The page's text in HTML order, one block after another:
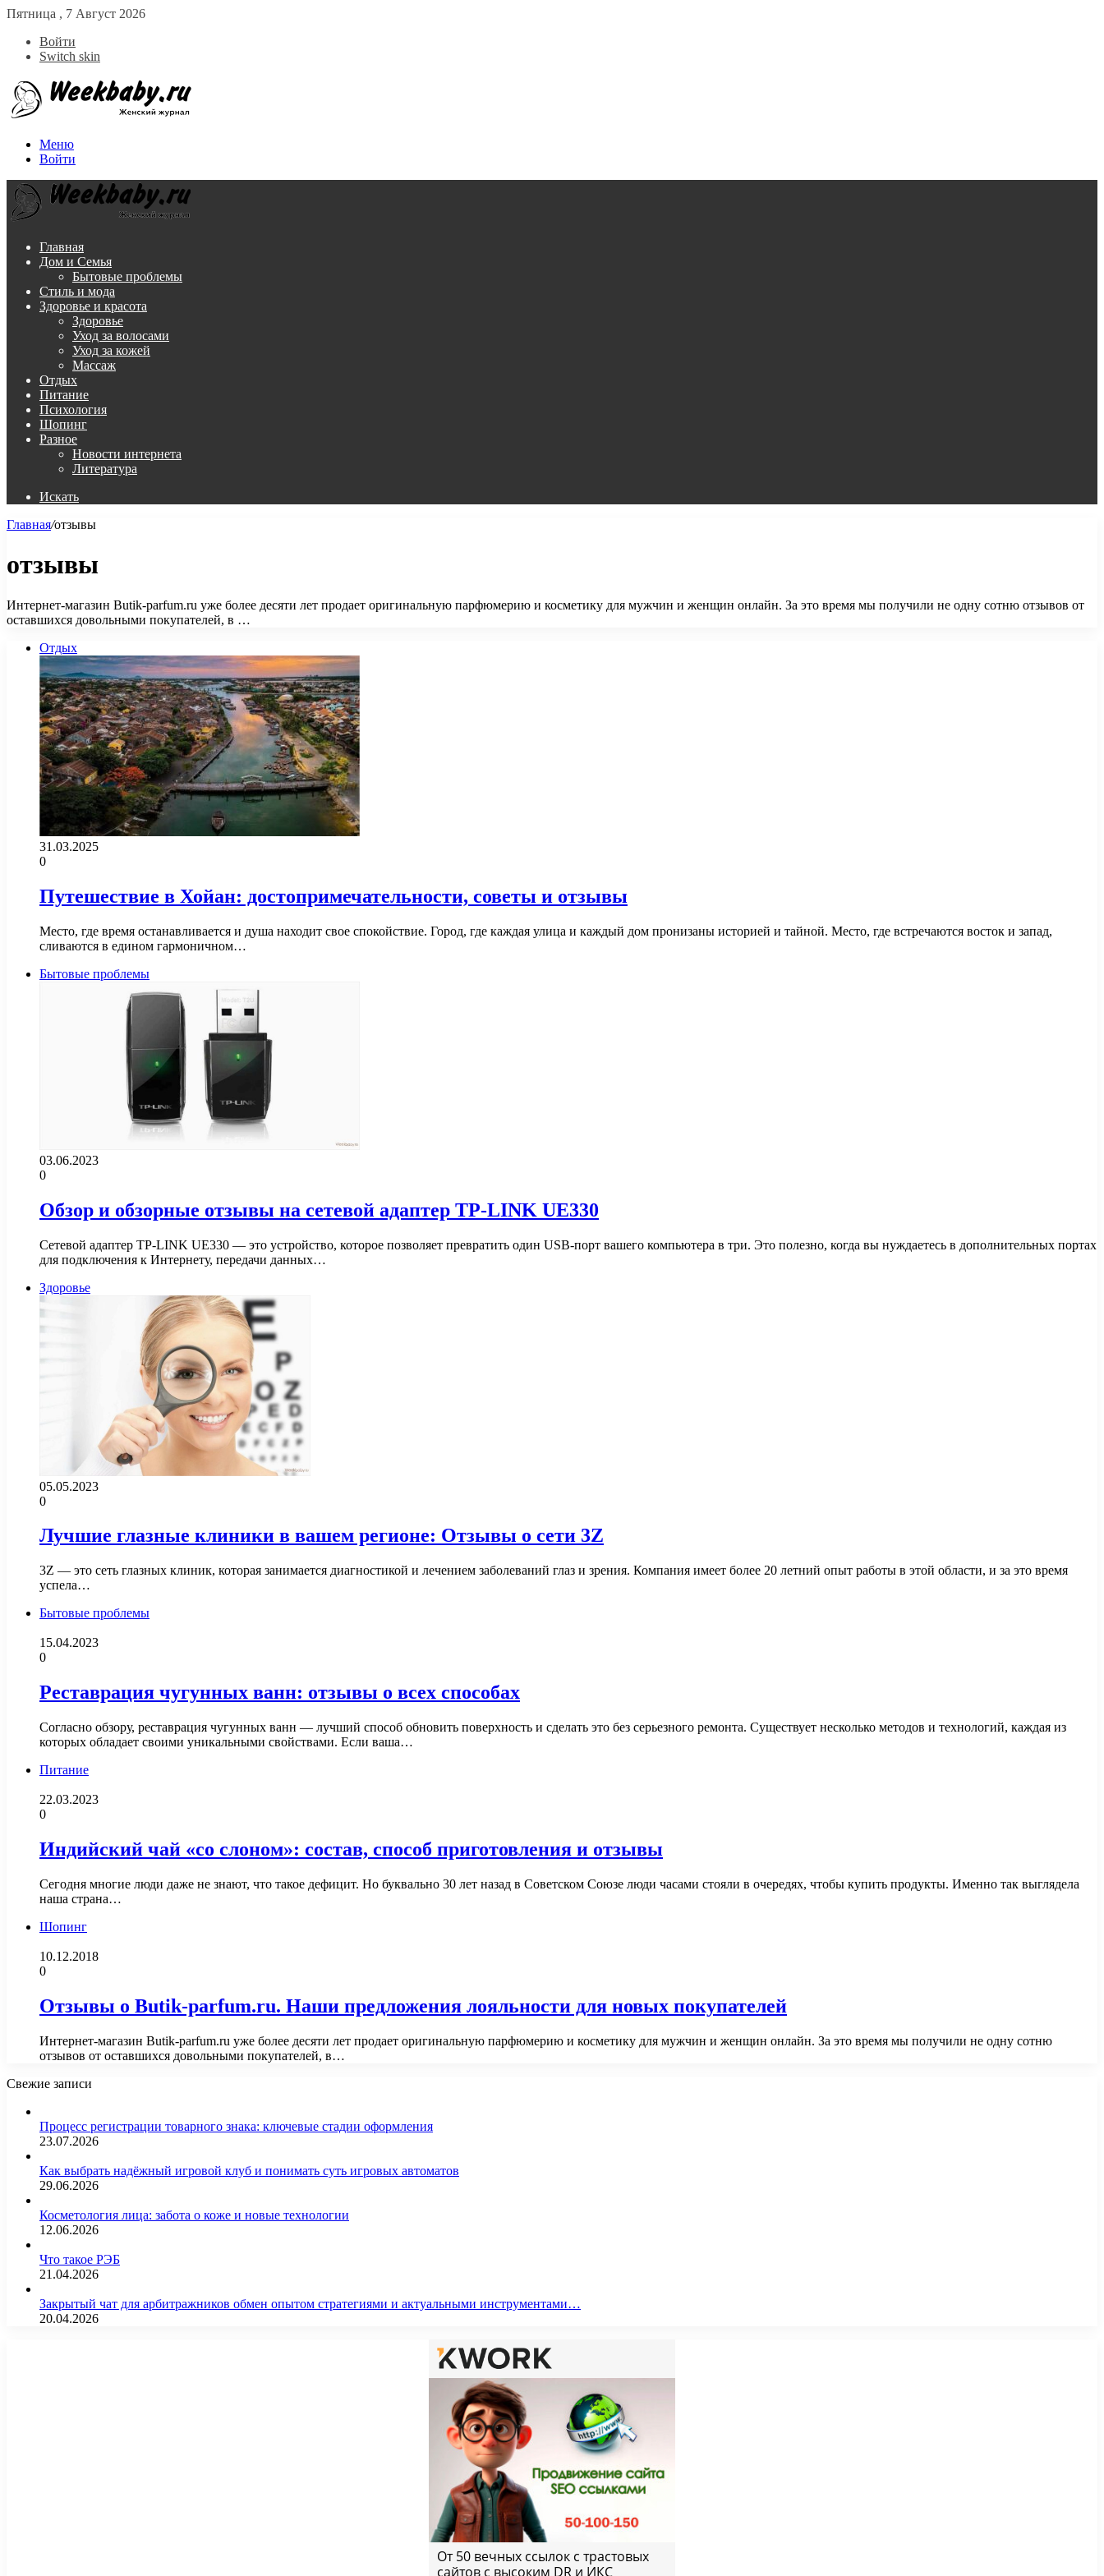
Пятница , 7 Август 2026
Войти
Switch skin
Меню
Войти
Главная
Дом и Семья
Бытовые проблемы
Стиль и мода
Здоровье и красота
Здоровье
Уход за волосами
Уход за кожей
Массаж
Отдых
Питание
Психология
Шопинг
Разное
Новости интернета
Литература
Искать
Главная/отзывы
отзывы
Интернет-магазин Butik-parfum.ru уже более десяти лет продает оригинальную парфюмерию и косметику для мужчин и женщин онлайн. За это время мы получили не одну сотню отзывов от
оставшихся довольными покупателей, в …
Отдых
31.03.2025
0
Путешествие в Хойан: достопримечательности, советы и отзывы
Место, где время останавливается и душа находит свое спокойствие. Город, где каждая улица и каждый дом пронизаны историей и тайной. Место, где встречаются восток и запад,
сливаются в едином гармоничном…
Бытовые проблемы
03.06.2023
0
Обзор и обзорные отзывы на сетевой адаптер TP-LINK UE330
Сетевой адаптер TP-LINK UE330 — это устройство, которое позволяет превратить один USB-порт вашего компьютера в три. Это полезно, когда вы нуждаетесь в дополнительных портах
для подключения к Интернету, передачи данных…
Здоровье
05.05.2023
0
Лучшие глазные клиники в вашем регионе: Отзывы о сети 3Z
3Z — это сеть глазных клиник, которая занимается диагностикой и лечением заболеваний глаз и зрения. Компания имеет более 20 летний опыт работы в этой области, и за это время
успела…
Бытовые проблемы
15.04.2023
0
Реставрация чугунных ванн: отзывы о всех способах
Согласно обзору, реставрация чугунных ванн — лучший способ обновить поверхность и сделать это без серьезного ремонта. Существует несколько методов и технологий, каждая из
которых обладает своими уникальными свойствами. Если ваша…
Питание
22.03.2023
0
Индийский чай «со слоном»: состав, способ приготовления и отзывы
Сегодня многие люди даже не знают, что такое дефицит. Но буквально 30 лет назад в Советском Союзе люди часами стояли в очередях, чтобы купить продукты. Именно так выглядела
наша страна…
Шопинг
10.12.2018
0
Отзывы о Butik-parfum.ru. Наши предложения лояльности для новых покупателей
Интернет-магазин Butik-parfum.ru уже более десяти лет продает оригинальную парфюмерию и косметику для мужчин и женщин онлайн. За это время мы получили не одну сотню
отзывов от оставшихся довольными покупателей, в…
Свежие записи
Процесс регистрации товарного знака: ключевые стадии оформления
23.07.2026
Как выбрать надёжный игровой клуб и понимать суть игровых автоматов
29.06.2026
Косметология лица: забота о коже и новые технологии
12.06.2026
Что такое РЭБ
21.04.2026
Закрытый чат для арбитражников обмен опытом стратегиями и актуальными инструментами…
20.04.2026